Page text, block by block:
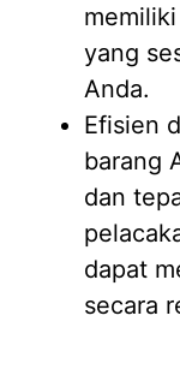
yang
Anda.
Efisien
barang
dan
dapat
secara